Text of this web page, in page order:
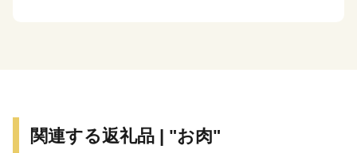
関連する返礼品 | "お肉"